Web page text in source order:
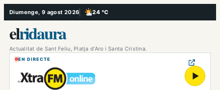
Vés
al
contingut
Diumenge, 9 agost 2026 24 °C
, Poc ennuvolat
elridaura
Actualitat de Sant Feliu, Platja d’Aro i Santa Cristina.
EN DIRECTE
▶